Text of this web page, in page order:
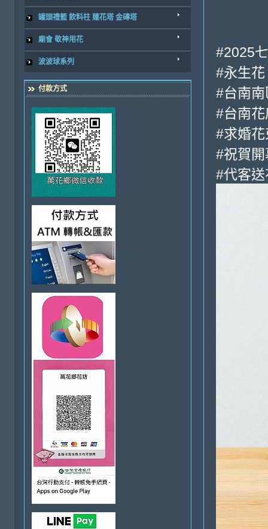
罐頭禮籃 飲料柱 蓮花塔 金磚塔
廟會 敬神用花
波波球系列
付款方式
#2025
#永生
#台南
#台南花
#求婚
#祝賀
#代客